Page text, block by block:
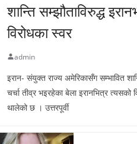
शान्ति सम्झौताविरुद्ध
विरोधका स्वर
admin
इरान- संयुक्त राज्य अमेरिकासँग सम्भावित
चर्चा तीव्र भइरहेका बेला इरानभित्र त्यसको
थालेको छ । उत्तरपूर्वी